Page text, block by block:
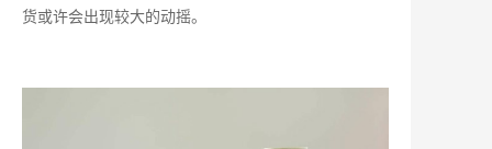
货或许会出现较大的动摇。